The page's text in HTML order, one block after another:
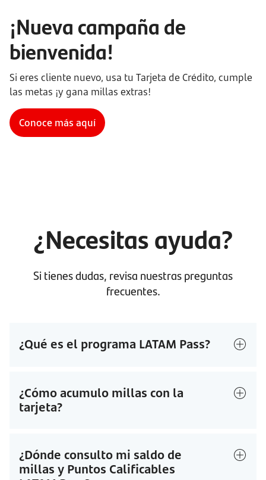
¡Nueva campaña de
bienvenida!
Si eres cliente nuevo, usa tu Tarjeta de Crédito, cumple
las metas ¡y gana millas extras!
Conoce más aquí
¿Necesitas ayuda?
Si tienes dudas, revisa nuestras preguntas
frecuentes.
¿Qué es el programa LATAM Pass?
¿Cómo acumulo millas con la
tarjeta?
¿Dónde consulto mi saldo de
millas y Puntos Calificables